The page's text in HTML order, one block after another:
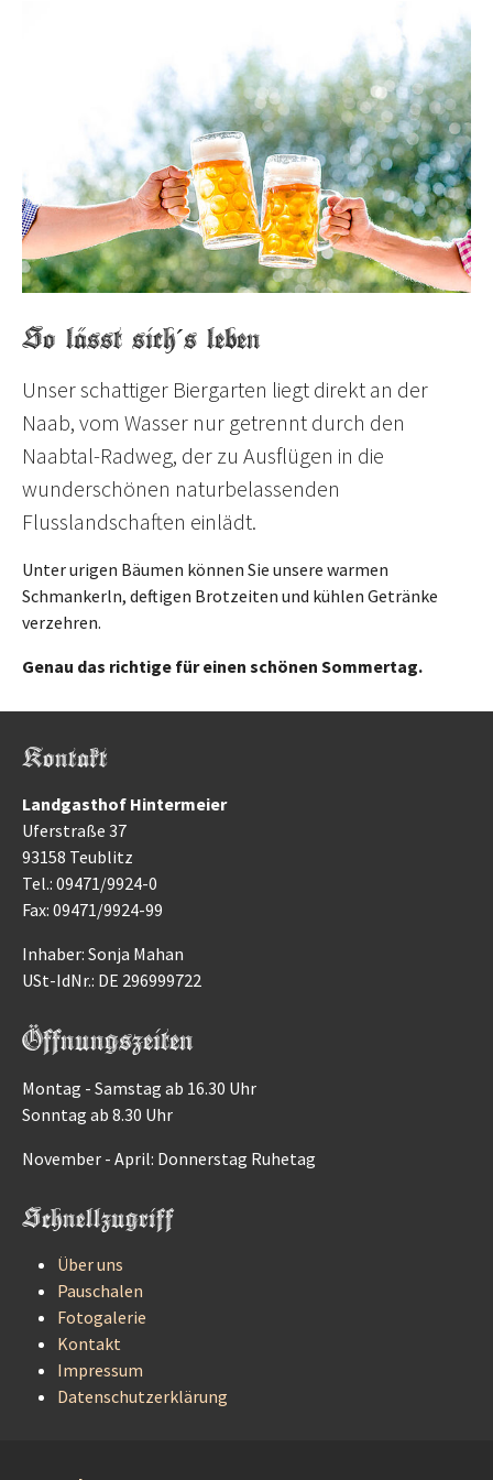
So lässt sich´s leben
Unser schattiger Biergarten liegt direkt an der
Naab, vom Wasser nur getrennt durch den
Naabtal-Radweg, der zu Ausflügen in die
wunderschönen naturbelassenden
Flusslandschaften einlädt.
Unter urigen Bäumen können Sie unsere warmen
Schmankerln, deftigen Brotzeiten und kühlen Getränke
verzehren.
Genau das richtige für einen schönen Sommertag.
Kontakt
Landgasthof Hintermeier
Uferstraße 37
93158 Teublitz
Tel.: 09471/9924-0
Fax: 09471/9924-99
Inhaber: Sonja Mahan
USt-IdNr.: DE 296999722
Schnellzugriff
Über uns
Pauschalen
Fotogalerie
Kontakt
Impressum
Datenschutzerklärung
Öffnungszeiten
Montag - Samstag ab 16.30 Uhr
Sonntag ab 8.30 Uhr
November - April: Donnerstag Ruhetag